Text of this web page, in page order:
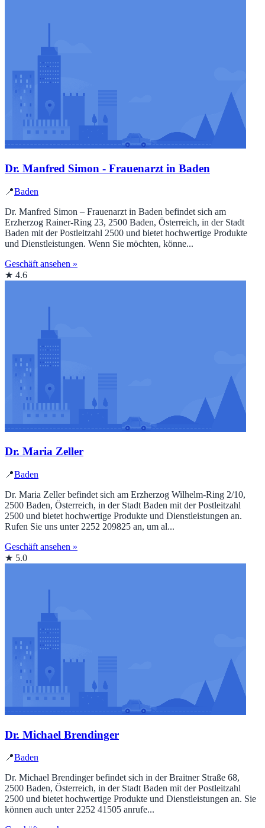
Dr. Manfred Simon - Frauenarzt in Baden
📍Baden
Dr. Manfred Simon – Frauenarzt in Baden befindet sich am
Erzherzog Rainer-Ring 23, 2500 Baden, Österreich, in der Stadt
Baden mit der Postleitzahl 2500 und bietet hochwertige Produkte
und Dienstleistungen. Wenn Sie möchten, könne...
Geschäft ansehen »
★ 4.6
Dr. Maria Zeller
📍Baden
Dr. Maria Zeller befindet sich am Erzherzog Wilhelm-Ring 2/10,
2500 Baden, Österreich, in der Stadt Baden mit der Postleitzahl
2500 und bietet hochwertige Produkte und Dienstleistungen an.
Rufen Sie uns unter 2252 209825 an, um al...
Geschäft ansehen »
★ 5.0
Dr. Michael Brendinger
📍Baden
Dr. Michael Brendinger befindet sich in der Braitner Straße 68,
2500 Baden, Österreich, in der Stadt Baden mit der Postleitzahl
2500 und bietet hochwertige Produkte und Dienstleistungen an. Sie
können auch unter 2252 41505 anrufe...